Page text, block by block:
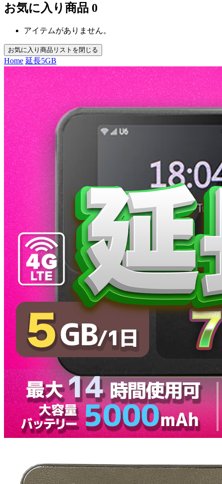
お気に入り商品 0
アイテムがありません。
お気に入り商品リストを閉じる
Home 延長5GB